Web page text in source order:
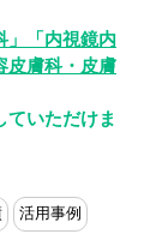
」「内視鏡内
皮膚科・皮膚
いただけま
活用事例